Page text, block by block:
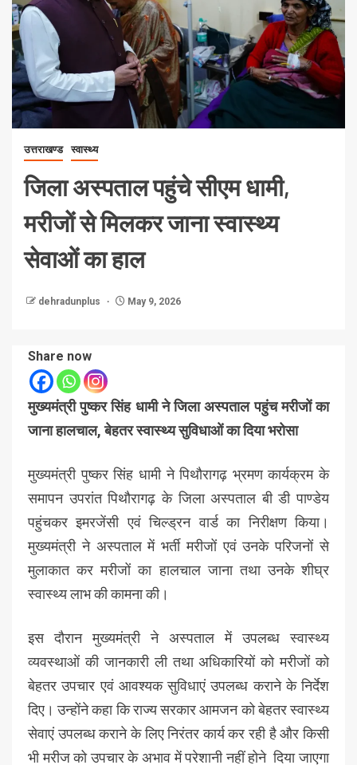
उत्तराखण्ड स्वास्थ्य
जिला अस्पताल पहुंचे सीएम धामी,
मरीजों से मिलकर जाना स्वास्थ्य
सेवाओं का हाल
dehradunplus May 9, 2026
Share now
मुख्यमंत्री पुष्कर सिंह धामी ने जिला अस्पताल पहुंच मरीजों का
जाना हालचाल, बेहतर स्वास्थ्य सुविधाओं का दिया भरोसा
मुख्यमंत्री पुष्कर सिंह धामी ने पिथौरागढ़ भ्रमण कार्यक्रम के
समापन उपरांत पिथौरागढ़ के जिला अस्पताल बी डी पाण्डेय
पहुंचकर इमरजेंसी एवं चिल्ड्रन वार्ड का निरीक्षण किया।
मुख्यमंत्री ने अस्पताल में भर्ती मरीजों एवं उनके परिजनों से
मुलाकात कर मरीजों का हालचाल जाना तथा उनके शीघ्र
स्वास्थ्य लाभ की कामना की।
इस दौरान मुख्यमंत्री ने अस्पताल में उपलब्ध स्वास्थ्य
व्यवस्थाओं की जानकारी ली तथा अधिकारियों को मरीजों को
बेहतर उपचार एवं आवश्यक सुविधाएं उपलब्ध कराने के निर्देश
दिए। उन्होंने कहा कि राज्य सरकार आमजन को बेहतर स्वास्थ्य
सेवाएं उपलब्ध कराने के लिए निरंतर कार्य कर रही है और किसी
भी मरीज को उपचार के अभाव में परेशानी नहीं होने दिया जाएगा